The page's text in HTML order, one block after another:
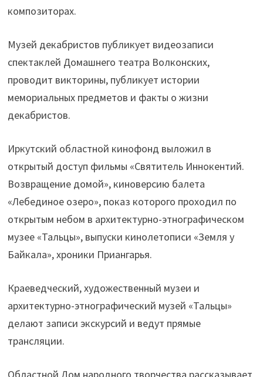
композиторах.
Музей декабристов публикует видеозаписи
спектаклей Домашнего театра Волконских,
проводит викторины, публикует истории
мемориальных предметов и факты о жизни
декабристов.
Иркутский областной кинофонд выложил в
открытый доступ фильмы «Святитель Иннокентий.
Возвращение домой», киноверсию балета
«Лебединое озеро», показ которого проходил по
открытым небом в архитектурно-этнографическом
музее «Тальцы», выпуски кинолетописи «Земля у
Байкала», хроники Приангарья.
Краеведческий, художественный музеи и
архитектурно-этнографический музей «Тальцы»
делают записи экскурсий и ведут прямые
трансляции.